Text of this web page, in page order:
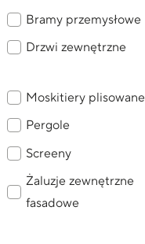
Bramy przemysłowe
Drzwi zewnętrzne
Moskitiery plisowane
Pergole
Screeny
Żaluzje zewnętrzne
fasadowe